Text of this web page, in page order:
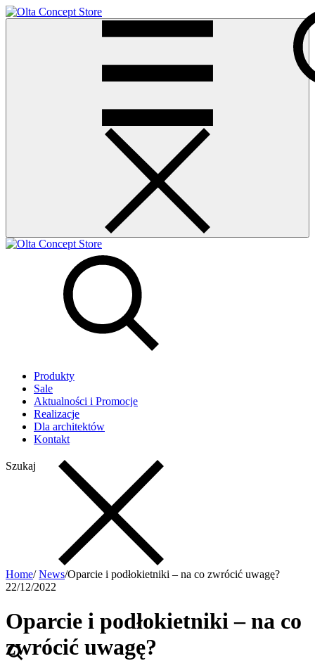
Produkty
Sale
Aktualności i Promocje
Realizacje
Dla architektów
Kontakt
Szukaj
Home/ News/Oparcie i podłokietniki – na co zwrócić uwagę?
22/12/2022
Oparcie i podłokietniki – na co
zwrócić uwagę?